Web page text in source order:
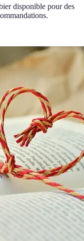
disponible pour des